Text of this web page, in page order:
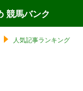
競馬バンク
人気記事ランキング